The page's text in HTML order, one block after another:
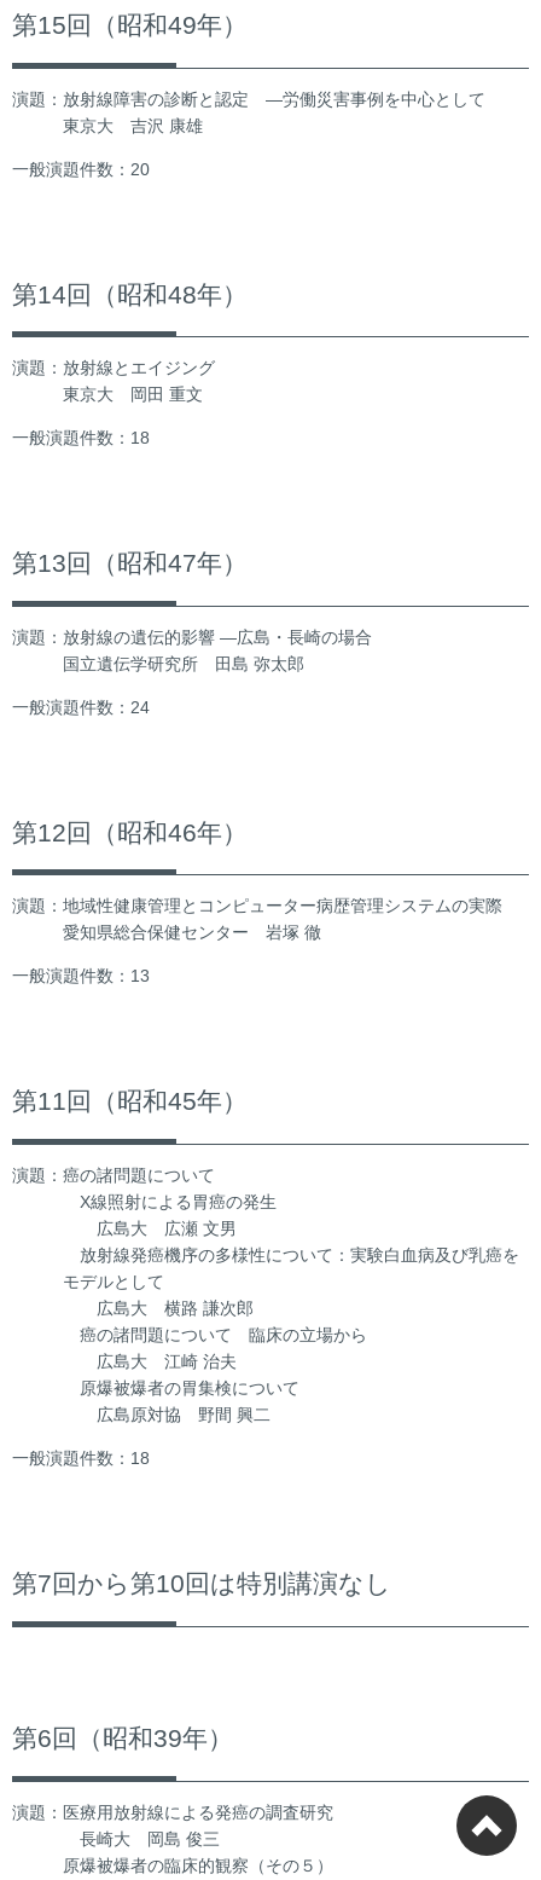
第15回（昭和49年）
演題：放射線障害の診断と認定 ―労働災害事例を中心として
東京大 吉沢 康雄
一般演題件数：20
第14回（昭和48年）
演題：放射線とエイジング
東京大 岡田 重文
一般演題件数：18
第13回（昭和47年）
演題：放射線の遺伝的影響 ―広島・長崎の場合
国立遺伝学研究所 田島 弥太郎
一般演題件数：24
第12回（昭和46年）
演題：地域性健康管理とコンピューター病歴管理システムの実際
愛知県総合保健センター 岩塚 徹
一般演題件数：13
第11回（昭和45年）
演題：癌の諸問題について
X線照射による胃癌の発生
広島大 広瀬 文男
放射線発癌機序の多様性について：実験白血病及び乳癌を
モデルとして
広島大 横路 謙次郎
癌の諸問題について 臨床の立場から
広島大 江崎 治夫
原爆被爆者の胃集検について
広島原対協 野間 興二
一般演題件数：18
第7回から第10回は特別講演なし
第6回（昭和39年）
演題：医療用放射線による発癌の調査研究
長崎大 岡島 俊三
原爆被爆者の臨床的観察（その５）